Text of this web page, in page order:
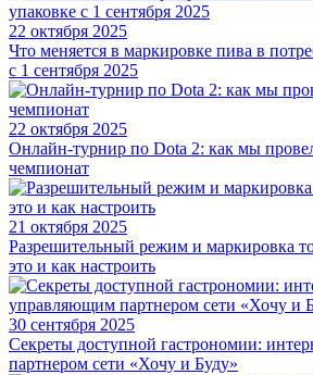
22 октября 2025
Что меняется в маркировке пива в
с 1 сентября 2025
22 октября 2025
Онлайн-турнир по Dota 2: как мы
чемпионат
21 октября 2025
Разрешительный режим и маркировка
это и как настроить
30 сентября 2025
Секреты доступной гастрономии:
партнером сети «Хочу и Буду»